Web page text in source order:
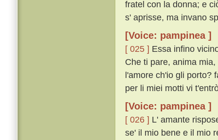
fratel con la donna; e
s' aprisse, ma invano
[Voice: pampinea ]
[ 025 ] Essa infino
Che ti pare, anima
l'amore ch'io gli porto?
per li miei motti vi
[Voice: pampinea ]
[ 026 ] L' amante
se' il mio bene e il mio